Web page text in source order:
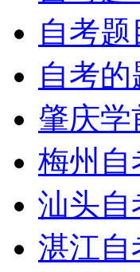
自考
自考
肇庆
梅州自
汕头自
湛江自